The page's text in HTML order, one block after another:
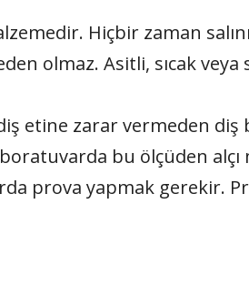
Hiçbir zaman
olmaz. Asitli, sıcak
etine zarar vermeden
bu ölçüden
prova yapmak gerekir.